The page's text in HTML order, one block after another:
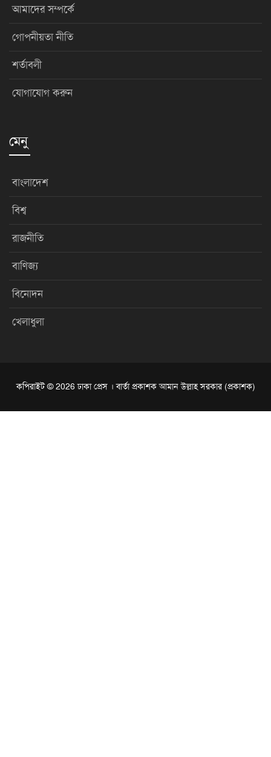
আমাদের সম্পর্কে
গোপনীয়তা নীতি
শর্তাবলী
যোগাযোগ করুন
মেনু
বাংলাদেশ
বিশ্ব
রাজনীতি
বাণিজ্য
বিনোদন
খেলাধুলা
কপিরাইট © 2026 ঢাকা প্রেস । বার্তা প্রকাশক আমান উল্লাহ সরকার (প্রকাশক)